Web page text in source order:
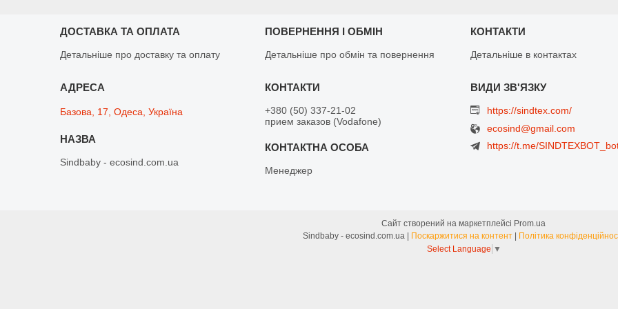
ДОСТАВКА ТА ОПЛАТА
Детальніше про доставку та оплату
ПОВЕРНЕННЯ І ОБМІН
Детальніше про обмін та повернення
КОНТАКТИ
Детальніше в контактах
Базова, 17, Одеса, Україна
Sindbaby - ecosind.com.ua
+380 (50) 337-21-02
прием заказов (Vodafone)
Менеджер
https://sindtex.com/
ecosind@gmail.com
https://t.me/
Сайт створений на маркетплейсі Prom.ua
Поскаржитися на контент
Політика
Select Language ▼